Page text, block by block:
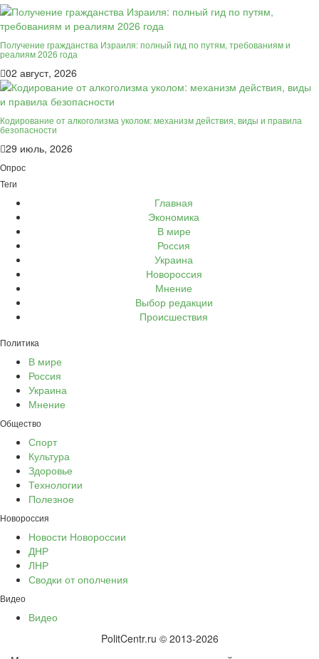
Получение гражданства Израиля: полный гид по путям, требованиям и
реалиям 2026 года
02 август, 2026
Кодирование от алкоголизма уколом: механизм действия, виды и правила
безопасности
29 июль, 2026
Опрос
Теги
Главная
Экономика
В мире
Россия
Украина
Новороссия
Мнение
Выбор редакции
Происшествия
Политика
В мире
Россия
Украина
Мнение
Общество
Спорт
Культура
Здоровье
Технологии
Полезное
Новороссия
Новости Новороссии
ДНР
ЛНР
Сводки от ополчения
Видео
Видео
PolitCentr.ru © 2013-2026